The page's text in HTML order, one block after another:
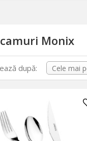
Monix
după: